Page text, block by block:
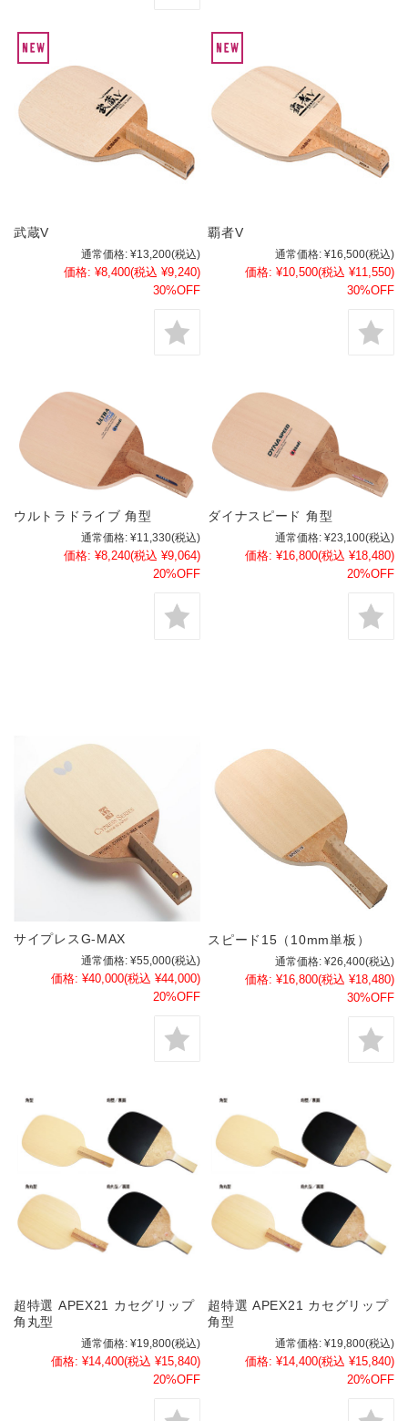
武蔵V
通常価格: ¥13,200(税込)
価格: ¥8,400(税込 ¥9,240)
30%OFF
覇者V
通常価格: ¥16,500(税込)
価格: ¥10,500(税込 ¥11,550)
30%OFF
ウルトラドライブ 角型
通常価格: ¥11,330(税込)
価格: ¥8,240(税込 ¥9,064)
20%OFF
ダイナスピード 角型
通常価格: ¥23,100(税込)
価格: ¥16,800(税込 ¥18,480)
20%OFF
サイプレスG-MAX
通常価格: ¥55,000(税込)
価格: ¥40,000(税込 ¥44,000)
20%OFF
スピード15（10mm単板）
通常価格: ¥26,400(税込)
価格: ¥16,800(税込 ¥18,480)
30%OFF
超特選 APEX21 カセグリップ
角丸型
通常価格: ¥19,800(税込)
価格: ¥14,400(税込 ¥15,840)
20%OFF
超特選 APEX21 カセグリップ
角型
通常価格: ¥19,800(税込)
価格: ¥14,400(税込 ¥15,840)
20%OFF